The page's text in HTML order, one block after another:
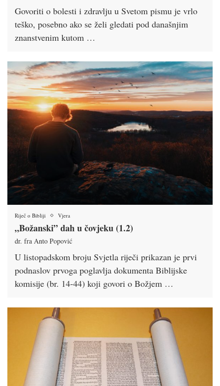
Govoriti o bolesti i zdravlju u Svetom pismu je vrlo
teško, posebno ako se želi gledati pod današnjim
znanstvenim kutom …
Riječ o Bibliji Vjera
„Božanski” dah u čovjeku (1.2)
dr. fra Anto Popović
U listopadskom broju Svjetla riječi prikazan je prvi
podnaslov prvoga poglavlja dokumenta Biblijske
komisije (br. 14-44) koji govori o Božjem …